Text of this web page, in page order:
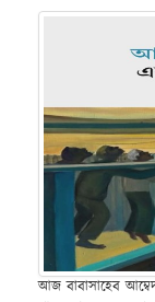
আজ বাবাসাহেব